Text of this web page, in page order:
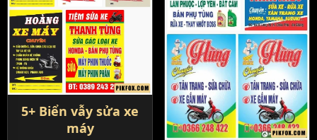
5+ Biển vẫy sửa xe
máy